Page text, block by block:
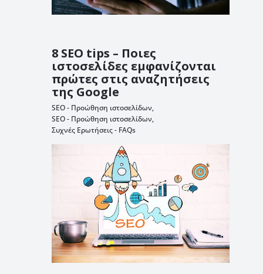
8 SEO tips – Ποιες
ιστοσελίδες εμφανίζονται
πρώτες στις αναζητήσεις
της Google
SEO - Προώθηση ιστοσελίδων,
SEO - Προώθηση ιστοσελίδων,
Συχνές Ερωτήσεις - FAQs